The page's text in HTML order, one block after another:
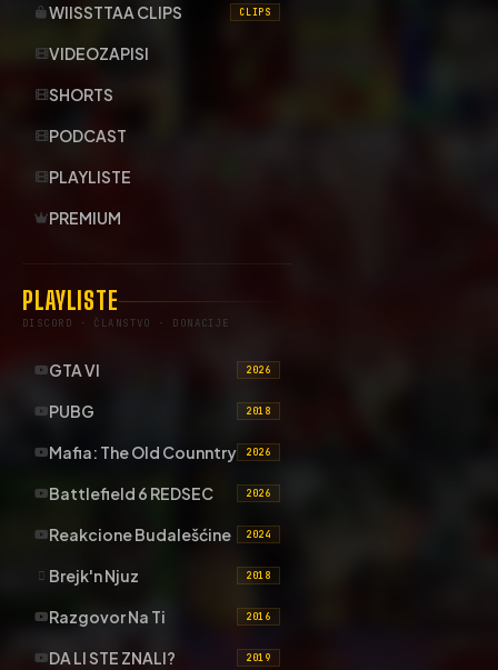
WIISSTTAA CLIPS CLIPS
VIDEOZAPISI
SHORTS
PODCAST
PLAYLISTE
PREMIUM
PLAYLISTE
DISCORD · ČLANSTVO · DONACIJE
GTA VI 2026
PUBG 2018
Mafia: The Old Counntry 2026
Battlefield 6 REDSEC 2026
Reakcione Budalešćine 2024
Brejk'n Njuz 2018
Razgovor Na Ti 2016
DA LI STE ZNALI? 2019